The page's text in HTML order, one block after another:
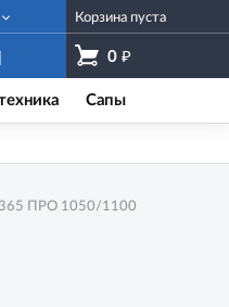
Корзина пуста
0 ₽
Сапы
365 ПРО 1050/1100